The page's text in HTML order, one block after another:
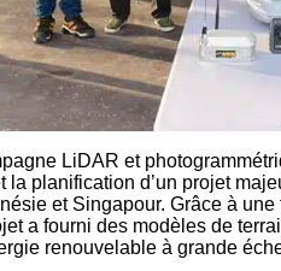
LiDAR et
la planification d’un projet
et Singapour. Grâce à
a fourni des modèles de
renouvelable à grande